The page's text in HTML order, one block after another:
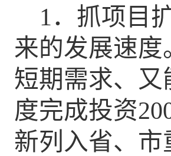
1．抓项目
来的发展速度
短期需求、
度完成投资
新列入省、市